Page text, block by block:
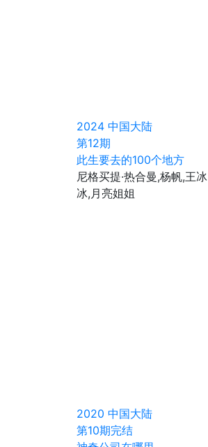
2024 中国大陆
第12期
此生要去的100个地方
尼格买提·热合曼,杨帆,王冰
冰,月亮姐姐
2020 中国大陆
第10期完结